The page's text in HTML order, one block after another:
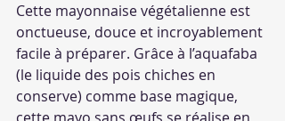
Cette mayonnaise végétalienne est
onctueuse, douce et incroyablement
facile à préparer. Grâce à l’aquafaba
(le liquide des pois chiches en
conserve) comme base magique,